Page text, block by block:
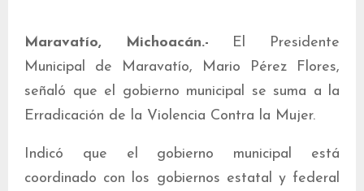
Maravatío, Michoacán.- El Presidente
Municipal de Maravatío, Mario Pérez Flores,
señaló que el gobierno municipal se suma a la
Erradicación de la Violencia Contra la Mujer.
Indicó que el gobierno municipal está
coordinado con los gobiernos estatal y federal